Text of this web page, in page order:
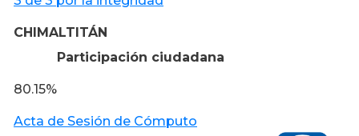
CHIMALTITÁN
Participación ciudadana
80.15%
Acta de Sesión de Cómputo